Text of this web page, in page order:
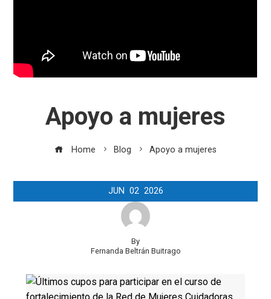
Apoyo a mujeres
Home Blog Apoyo a mujeres
JUN 02 2026
By
Fernanda Beltrán Buitrago